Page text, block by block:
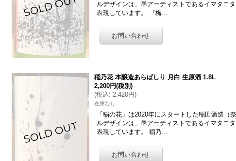
ルデザインは、墨アーティストであるイマタニ
表現しています。 『梅…
稲乃花 本醸造あらばしり 月白 生原酒 1.8L
2,200円(税別)
(税込: 2,420円)
在庫なし
「稲の花」は2020年にスタートした稲田酒造
ルデザインは、墨アーティストであるイマタニ
表現しています。 稲乃…